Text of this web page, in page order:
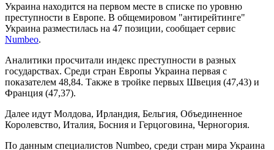
Украина находится на первом месте в списке по уровню
преступности в Европе. В общемировом "антирейтинге"
Украина разместилась на 47 позиции, сообщает сервис
Numbeo.
Аналитики просчитали индекс преступности в разных
государствах. Среди стран Европы Украина первая с
показателем 48,84. Также в тройке первых Швеция (47,43) и
Франция (47,37).
Далее идут Молдова, Ирландия, Бельгия, Объединенное
Королевство, Италия, Босния и Герцоговина, Черногория.
По данным специалистов Numbeo, среди стран мира Украина